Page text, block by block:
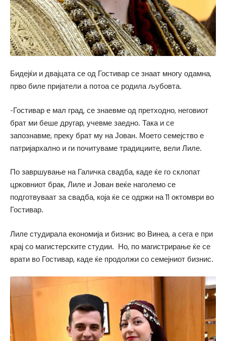
Бидејќи и двајцата се од Гостивар се знаат многу одамна,
прво биле пријатели а потоа се родила љубовта.
-Гостивар е мал град, се знаевме од претходно, неговиот
брат ми беше другар, учевме заедно. Така и се
запознавме, преку брат му на Јован. Моето семејство е
патријархално и ги почитуваме традициите, вели Лиле.
По завршување на Галичка свадба, каде ќе го склопат
црковниот брак, Лиле и Јован веќе наголемо се
подготвуваат за свадба, која ќе се одржи на 11 октомври во
Гостивар.
Лиле студирала економија и бизнис во Винеа, а сега е при
крај со магистерските студии. Но, по магистрирање ќе се
врати во Гостивар, каде ќе продолжи со семејниот бизнис.